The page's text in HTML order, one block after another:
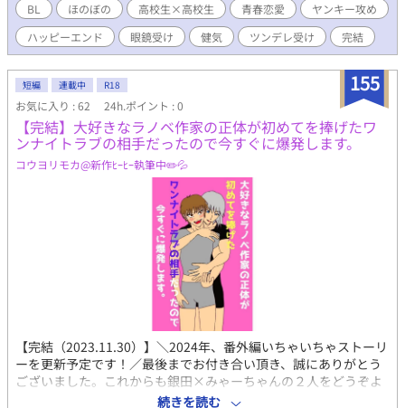
BL ほのぼの 高校生×高校生 青春恋愛
ヤンキー攻め
ハッピーエンド
眼鏡受け 健気 ツンデレ受け 完結
155
短編 連載中 R18
お気に入り : 62 24h.ポイント : 0
【完結】大好きなラノベ作家の正体が初めてを捧げたワ
ンナイトラブの相手だったので今すぐに爆発します。
コウヨリモカ@新作ﾋｰﾋｰ執筆中✏️💦
【完結（2023.11.30）】＼2024年、番外編いちゃいちゃストーリ
ーを更新予定です！／最後までお付き合い頂き、誠にありがとう
ございました。これからも銀田×みゃーちゃんの２人をどうぞよ
ろしくお願いいたします(*^^*) 初恋の相手と念願かなってベッド
続きを読む